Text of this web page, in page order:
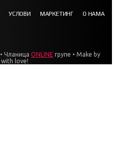
УСЛОВИ МАРКЕТИНГ О НАМА
• Чланица ONLINE групе • Make by
with love!